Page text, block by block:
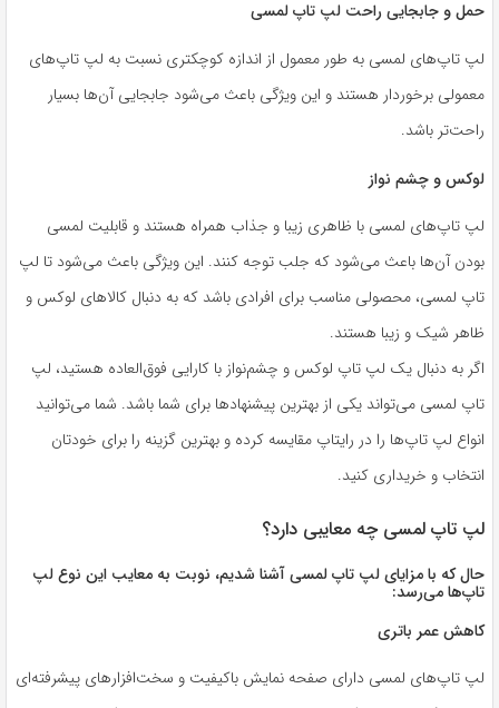
حمل و جابجایی راحت لپ تاپ لمسی
لپ تاپ‌های لمسی به طور معمول از اندازه کوچکتری نسبت به لپ تاپ‌های
معمولی برخوردار هستند و این ویژگی باعث می‌شود جابجایی آن‌ها بسیار
راحت‌تر باشد.
لوکس و چشم نواز
لپ تاپ‌های لمسی با ظاهری زیبا و جذاب همراه هستند و قابلیت لمسی
بودن آن‌ها باعث می‌شود که جلب توجه کنند. این ویژگی باعث می‌شود تا لپ
تاپ لمسی، محصولی مناسب برای افرادی باشد که به دنبال کالاهای لوکس و
ظاهر شیک و زیبا هستند.
اگر به دنبال یک لپ تاپ لوکس و چشم‌نواز با کارایی فوق‌العاده هستید، لپ
تاپ لمسی می‌تواند یکی از بهترین پیشنهادها برای شما باشد. شما می‌توانید
انواع لپ تاپ‌ها را در رایتاپ مقایسه کرده و بهترین گزینه را برای خودتان
انتخاب و خریداری کنید.
لپ تاپ لمسی چه معایبی دارد؟
حال که با مزایای لپ تاپ لمسی آشنا شدیم، نوبت به معایب این نوع لپ
تاپ‌ها می‌رسد:
کاهش عمر باتری
لپ تاپ‌های لمسی دارای صفحه نمایش باکیفیت و سخت‌افزارهای پیشرفته‌ای